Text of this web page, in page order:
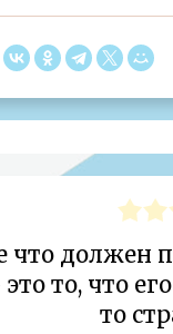
что должен
то, что
то